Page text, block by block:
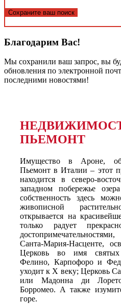
Сохраните ваш поиск
Благодарим Вас!
Мы сохранили ваш запрос, вы
обновления по электронной
последними новостями!
ПЬЕМОНТ
Имущество в Ароне,
Пьемонт в Италии – этот
находится в северо-
западном побережье
собственность здесь
живописной
открывается на
только радует
Санта-Мария-Насценте,
Церковь во имя святых
Фелино, Карпофоро и
уходит к Х веку; Церковь
или Мадонна ди
Борромео. А также
горе.